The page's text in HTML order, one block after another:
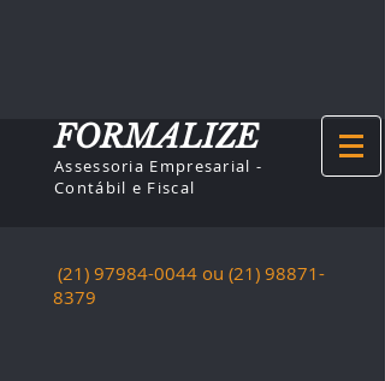
Assessoria Empresarial -
Contábil e Fiscal
FORMALIZE
(21) 97984-0044 ou (21) 98871-
8379